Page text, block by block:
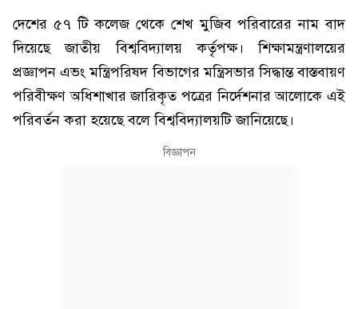
দেশের ৫৭ টি কলেজ থেকে শেখ মুজিব পরিবারের নাম বাদ
দিয়েছে জাতীয় বিশ্ববিদ্যালয় কর্তৃপক্ষ। শিক্ষামন্ত্রণালয়ের
প্রজ্ঞাপন এভং মন্ত্রিপরিষদ বিভাগের মন্ত্রিসভার সিদ্ধান্ত বাস্তবায়ণ
পরিবীক্ষণ অধিশাখার জারিকৃত পত্রের নির্দেশনার আলোকে এই
পরিবর্তন করা হয়েছে বলে বিশ্ববিদ্যালয়টি জানিয়েছে।
বিজ্ঞাপন